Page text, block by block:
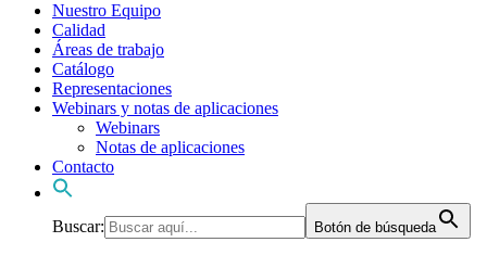
Nuestro Equipo
Calidad
Áreas de trabajo
Catálogo
Representaciones
Webinars y notas de aplicaciones
Webinars
Notas de aplicaciones
Contacto
Buscar: Botón de búsqueda